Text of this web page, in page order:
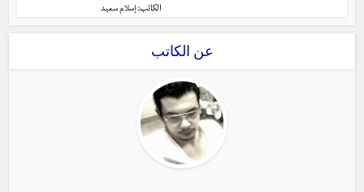
الكاتب: إسلام سعيد
عن الكاتب